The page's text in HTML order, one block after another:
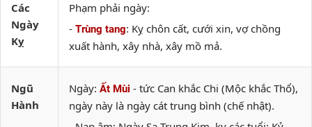
Các
Ngày
Kỵ
Phạm phải ngày:
- Trùng tang: Kỵ chôn cất, cưới xin, vợ chồng
xuất hành, xây nhà, xây mồ mả.
Ngũ
Hành
Ngày: Ất Mùi - tức Can khắc Chi (Mộc khắc Thổ),
ngày này là ngày cát trung bình (chế nhật).